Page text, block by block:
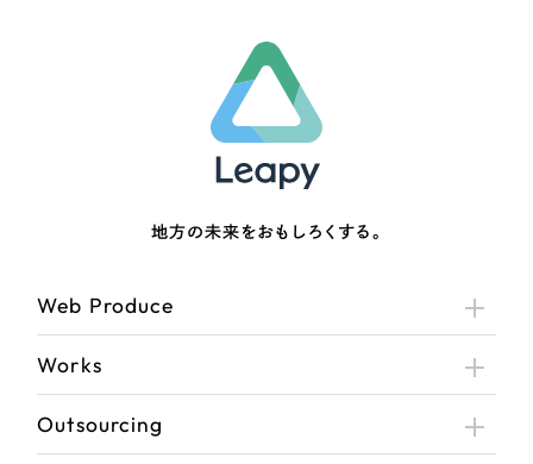
地方の未来をおもしろくする。
Web Produce
Works
Outsourcing